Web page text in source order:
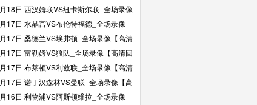
18日 西汉姆联VS纽卡斯尔联_全场录像
17日 水晶宫VS布伦特福德_全场录像
17日 桑德兰VS埃弗顿_全场录像【高清
17日 富勒姆VS狼队_全场录像【高清回
17日 布莱顿VS利兹联_全场录像【高清
17日 诺丁汉森林VS曼联_全场录像【高
16日 利物浦VS阿斯顿维拉_全场录像